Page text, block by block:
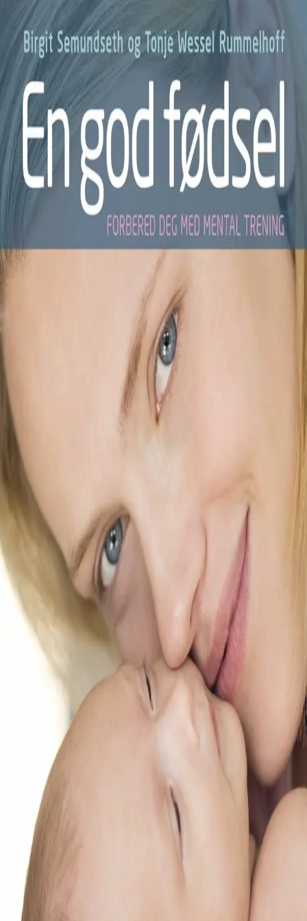
Hopp til hovedinnhold
Laster... Se handlekurv - 0 vare
Serier
Få gratis bok
Utgivelseskalender
Bokpakker
E-bøker
Forfattere
Serieliv
Bokhandel
En god fødsel
Forbered deg med mental trening
Tonje Wessel Rummelhoff
Sendes fra oss i løpet av 1-3 arbeidsdager
Fri frakt på bestillinger over 349,-
Les mer
I denne boken får du all informasjon du trenger for å
få en god fødsel!
Les om hva som skjer i svangerskapet, fødselens faser,
forberedelser og partnerens rolle kombinert med
kunnskap om mental trening. Ved å bruke mental
trening i svangerskapet forbereder du deg på fødselen
og får en bedre fødselsopplevelse. Med boken følger
det en QR-kode til en lydfil med avspenning og mental
trening. Denne laster du ned og hører på i tiden før
fødselen. Boken inneholder også fødselshistorier fra
mange kvinner som har brukt verktøyet, her forteller de
om sine erfaringer.
«En god fødsel er en flott bok med et enkelt og folkelig
språk. Den inneholder et viktig visualiseringsverktøy for
den gravide til å forberede kroppen mentalt på hva som
kommer til å skje under en fødsel.
En god fødseler et
godt supplement til fødselsforberedelse i samarbeid med
jordmor.»
Marit Heiberg, Leder av Den norske jordmorforening
Forfattere
Norske Serier
| Postadresse: Postboks 1900 Sentrum,
0055 Oslo | Besøksadresse: Stortingsgata 28, 0161 Oslo